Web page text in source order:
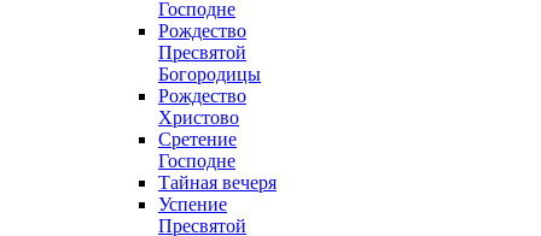
Господне
Рождество
Пресвятой
Богородицы
Рождество
Христово
Сретение
Господне
Тайная вечеря
Успение
Пресвятой